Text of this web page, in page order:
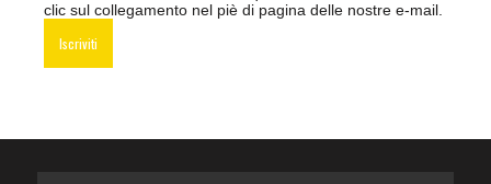
clic sul collegamento nel piè di pagina delle nostre e-mail.